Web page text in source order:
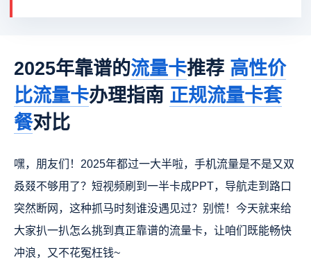
2025年靠谱的流量卡推荐 高性价
比流量卡办理指南 正规流量卡套
餐对比
嘿，朋友们！2025年都过一大半啦，手机流量是不是又双
叒叕不够用了？短视频刷到一半卡成PPT，导航走到路口
突然断网，这种抓马时刻谁没遇见过？别慌！今天就来给
大家扒一扒怎么挑到真正靠谱的流量卡，让咱们既能畅快
冲浪，又不花冤枉钱~